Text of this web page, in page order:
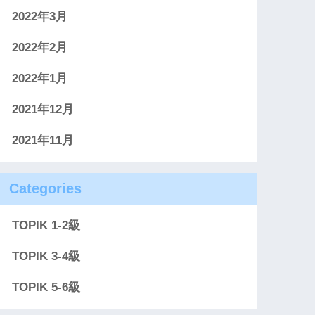
2022年3月
2022年2月
2022年1月
2021年12月
2021年11月
Categories
TOPIK 1-2級
TOPIK 3-4級
TOPIK 5-6級